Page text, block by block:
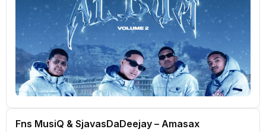
Fns MusiQ & SjavasDaDeejay – Amasax